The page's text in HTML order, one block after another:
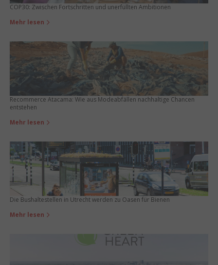
COP30: Zwischen Fortschritten und unerfüllten Ambitionen
Mehr lesen
Recommerce Atacama: Wie aus Modeabfällen nachhaltige Chancen
entstehen
Mehr lesen
Die Bushaltestellen in Utrecht werden zu Oasen für Bienen
Mehr lesen